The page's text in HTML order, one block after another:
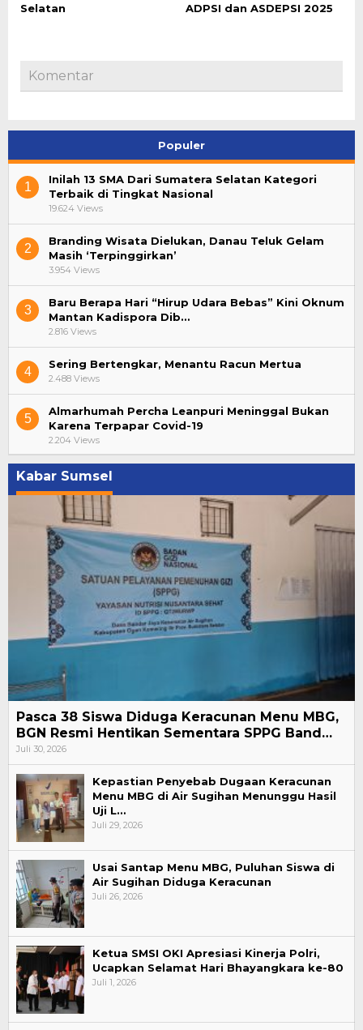
Selatan
ADPSI dan ASDEPSI 2025
Komentar
Populer
1
Inilah 13 SMA Dari Sumatera Selatan Kategori
Terbaik di Tingkat Nasional
19.624 Views
2
Branding Wisata Dielukan, Danau Teluk Gelam
Masih ‘Terpinggirkan’
3.954 Views
3
Baru Berapa Hari “Hirup Udara Bebas” Kini Oknum
Mantan Kadispora Dib…
2.816 Views
4
Sering Bertengkar, Menantu Racun Mertua
2.488 Views
5
Almarhumah Percha Leanpuri Meninggal Bukan
Karena Terpapar Covid-19
2.204 Views
Kabar Sumsel
Pasca 38 Siswa Diduga Keracunan Menu MBG,
BGN Resmi Hentikan Sementara SPPG Band…
Juli 30, 2026
Kepastian Penyebab Dugaan Keracunan
Menu MBG di Air Sugihan Menunggu Hasil
Uji L…
Juli 29, 2026
Usai Santap Menu MBG, Puluhan Siswa di
Air Sugihan Diduga Keracunan
Juli 26, 2026
Ketua SMSI OKI Apresiasi Kinerja Polri,
Ucapkan Selamat Hari Bhayangkara ke-80
Juli 1, 2026